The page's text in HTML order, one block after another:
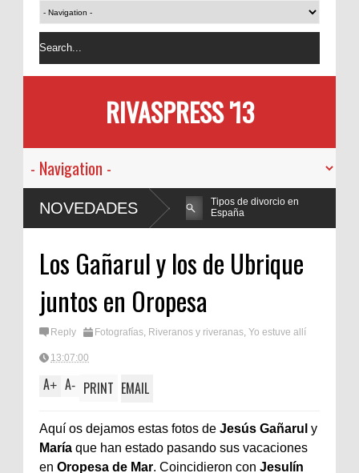
RIVASPRESS '13
NOVEDADES
ESTILO A SU BAÑO, SIN
Tipos de divorcio en
España
Los Gañarul y los de Ubrique
juntos en Oropesa
Reply Fotografías, Riveranos y riveranas, Yo estuve allí
13:07:00
A+ A- PRINT EMAIL
Aquí os dejamos estas fotos de Jesús Gañarul y
María que han estado pasando sus vacaciones
en Oropesa de Mar. Coincidieron con Jesulín